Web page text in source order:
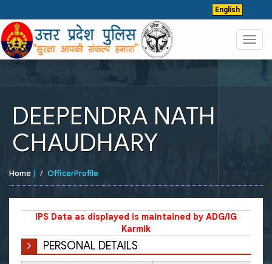
English
DEEPENDRA NATH
CHAUDHARY
Home | OfficerProfile
IPS Data as displayed is maintained by ADG/IG
Karmik
PERSONAL DETAILS